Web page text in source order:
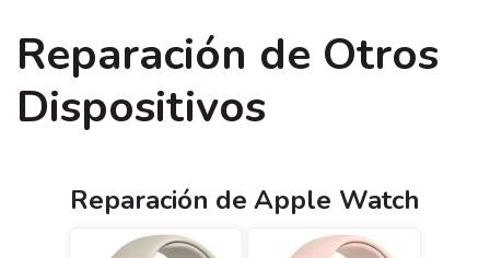
Reparación de Otros
Dispositivos
Reparación de Apple Watch